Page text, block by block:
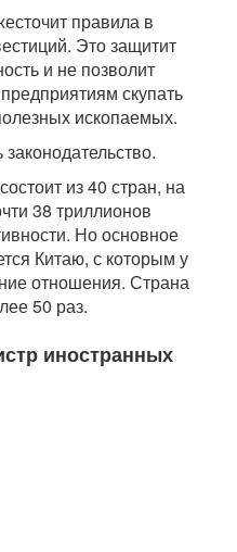
правила в
Это защитит
и не позволит
скупать
ископаемых.
из 40 стран, на
38 триллионов
Но основное
Китаю, с которым у
отношения. Страна
50 раз.
иностранных